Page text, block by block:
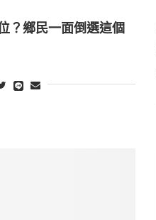
？鄉民一面倒選這個